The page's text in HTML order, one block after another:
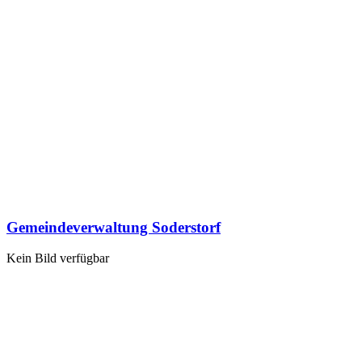
Gemeindeverwaltung Soderstorf
Kein Bild verfügbar